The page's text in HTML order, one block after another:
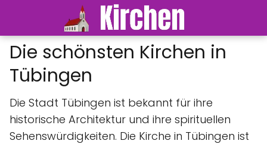
Die schönsten Kirchen in
Tübingen
Die Stadt Tübingen ist bekannt für ihre
historische Architektur und ihre spirituellen
Sehenswürdigkeiten. Die Kirche in Tübingen ist